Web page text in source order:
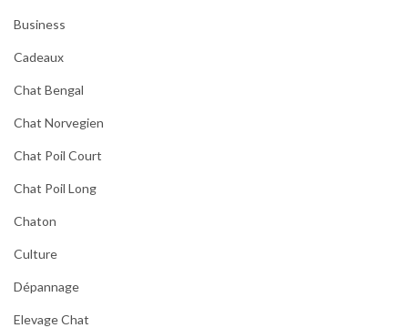
Business
Cadeaux
Chat Bengal
Chat Norvegien
Chat Poil Court
Chat Poil Long
Chaton
Culture
Dépannage
Elevage Chat